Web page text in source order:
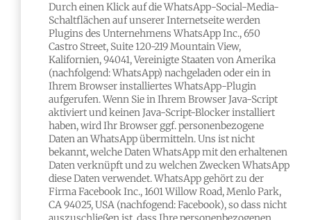
Durch einen Klick auf die WhatsApp-Social-Media-
Schaltflächen auf unserer Internetseite werden
Plugins des Unternehmens WhatsApp Inc., 650
Castro Street, Suite 120-219 Mountain View,
Kalifornien, 94041, Vereinigte Staaten von Amerika
(nachfolgend: WhatsApp) nachgeladen oder ein in
Ihrem Browser installiertes WhatsApp-Plugin
aufgerufen. Wenn Sie in Ihrem Browser Java-Script
aktiviert und keinen Java-Script-Blocker installiert
haben, wird Ihr Browser ggf. personenbezogene
Daten an WhatsApp übermitteln. Uns ist nicht
bekannt, welche Daten WhatsApp mit den erhaltenen
Daten verknüpft und zu welchen Zwecken WhatsApp
diese Daten verwendet. WhatsApp gehört zu der
Firma Facebook Inc., 1601 Willow Road, Menlo Park,
CA 94025, USA (nachfogend: Facebook), so dass nicht